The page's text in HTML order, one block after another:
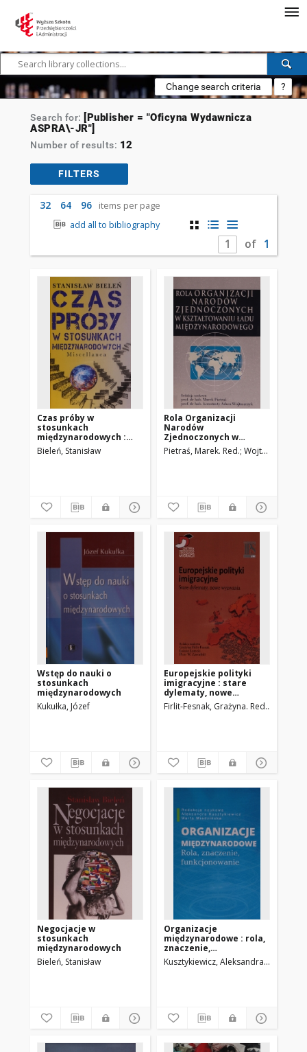
Change search criteria ?
Search for: [Publisher = "Oficyna Wydawnicza
ASPRA\-JR"]
Number of results: 12
FILTERS
32 64 96
items per page
add all to bibliography
of 1
Czas próby w
stosunkach
międzynarodowych :
miscellanea
Bieleń, Stanisław
Rola Organizacji
Narodów
Zjednoczonych w
kształtowaniu ładu
międzynarodowego
Pietraś, Marek. Red. Wojtaszczyk,
Wstęp do nauki o
stosunkach
międzynarodowych
Kukułka, Józef
Europejskie polityki
imigracyjne : stare
dylematy, nowe
wyzwania
Firlit-Fesnak, Grażyna. Red.
Negocjacje w
stosunkach
międzynarodowych
Bieleń, Stanisław
Organizacje
międzynarodowe : rola,
znaczenie,
funkcjonowanie
Kusztykiewicz, Aleksandra. Red.